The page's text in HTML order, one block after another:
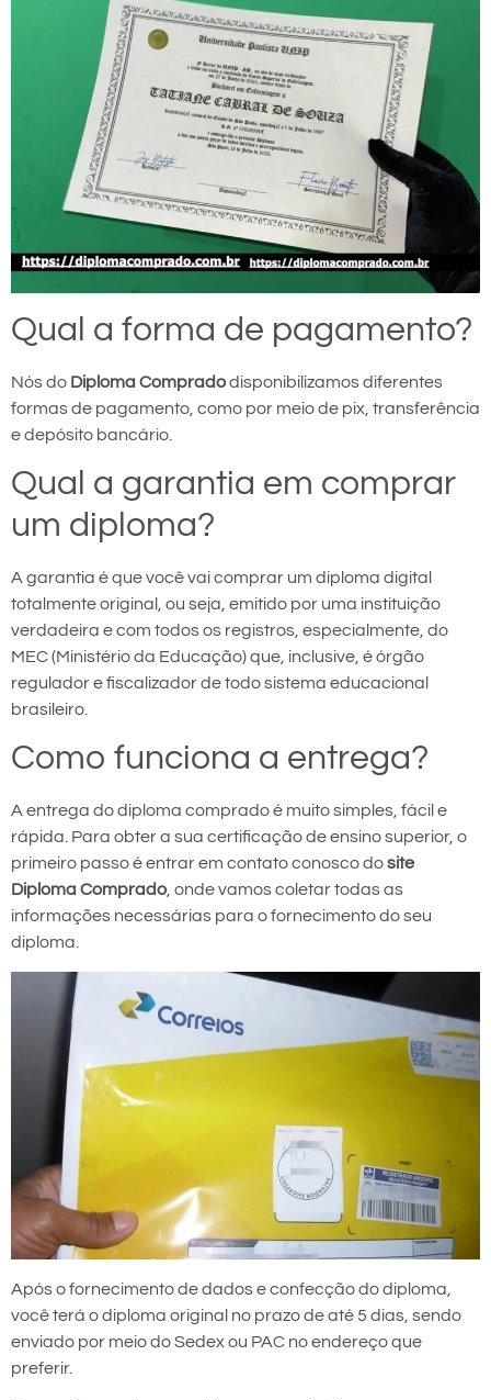
Qual a forma de pagamento?
Nós do Diploma Compradodisponibilizamos diferentes
formas de pagamento, como por meio de pix, transferência
e depósito bancário.
Qual a garantia em comprar
um diploma?
A garantia é que você vai comprar um diploma digital
totalmente original, ou seja, emitido por uma instituição
verdadeira e com todos os registros, especialmente, do
MEC (Ministério da Educação) que, inclusive, é órgão
regulador e fiscalizador de todo sistema educacional
brasileiro.
Como funciona a entrega?
A entrega do diploma comprado é muito simples, fácil e
rápida. Para obter a sua certificação de ensino superior, o
primeiro passo é entrar em contato conosco dosite
Diploma Comprado, onde vamos coletar todas as
informações necessárias para o fornecimento do seu
diploma.
Após o fornecimento de dados e confecção do diploma,
você terá o diploma original no prazo de até 5 dias, sendo
enviado por meio do Sedex ou PAC no endereço que
preferir.